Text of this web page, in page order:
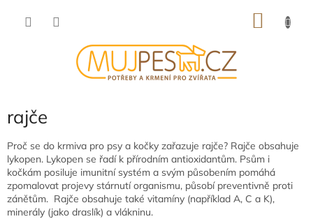
rajče
Proč se do krmiva pro psy a kočky zařazuje rajče? Rajče obsahuje
lykopen. Lykopen se řadí k přírodním antioxidantům. Psům i
kočkám posiluje imunitní systém a svým působením pomáhá
zpomalovat projevy stárnutí organismu, působí preventivně proti
zánětům. Rajče obsahuje také vitamíny (například A, C a K),
minerály (jako draslík) a vlákninu.